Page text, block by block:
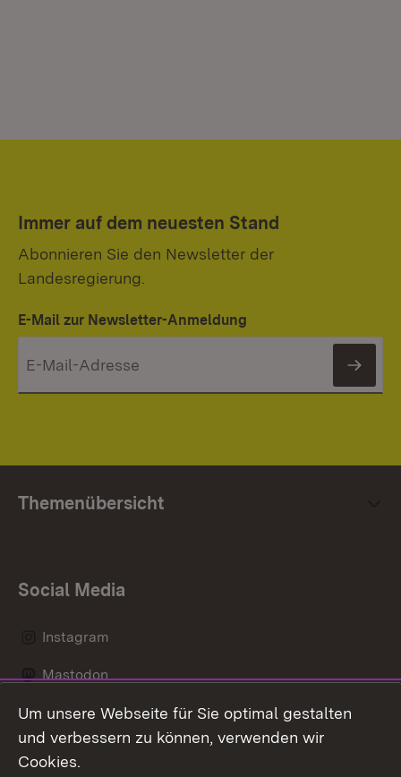
Immer auf dem neuesten Stand
Abonnieren Sie den Newsletter der
Landesregierung.
E-Mail zur Newsletter-Anmeldung
Themenübersicht
Social Media
Instagram
Mastodon
Messenger
Um unsere Webseite für Sie optimal gestalten
und verbessern zu können, verwenden wir
Cookies.